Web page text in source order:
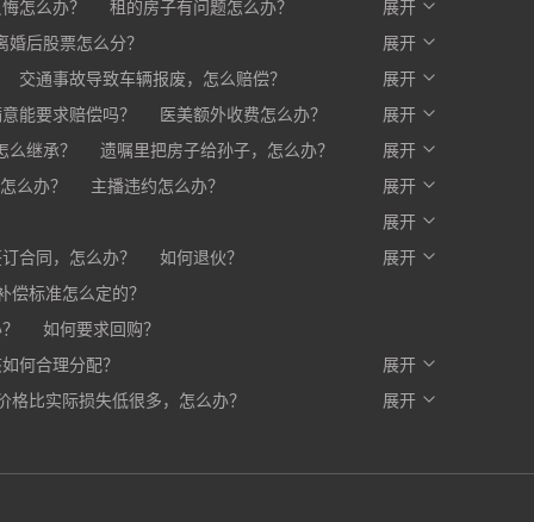
怎么办？
租的房子有问题怎么办？
办？
开发商不交房怎么办?
展开
婚后股票怎么分？
展开
交通事故导致车辆报废，怎么赔偿？
展开
能要求赔偿吗？
医美额外收费怎么办？
部分，剩下的怎么办？
展开
么继承？
遗嘱里把房子给孙子，怎么办？
展开
么办？
主播违约怎么办？
展开
展开
合同，怎么办？
如何退伙？
展开
偿标准怎么定的？
如何要求回购？
何合理分配？
入合同，有口头约定有效吗？
展开
比实际损失低很多，怎么办？
展开